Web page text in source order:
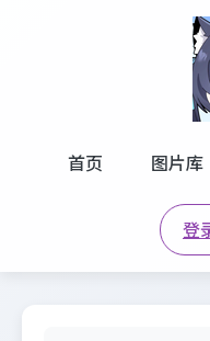
首页 图片库
登